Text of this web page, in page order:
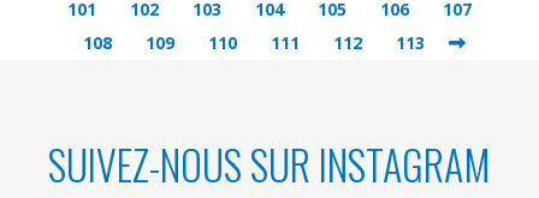
101
102 103 104 105 106
107
108
109 110 111 112 113
SUIVEZ-NOUS SUR INSTAGRAM